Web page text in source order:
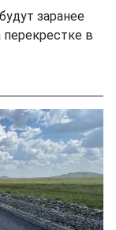
заранее
в